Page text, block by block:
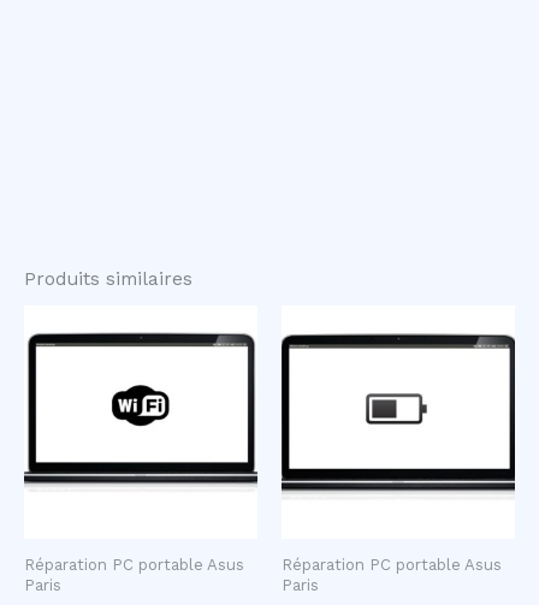
Produits similaires
Réparation PC portable Asus
Paris
Réparation PC portable Asus
Paris